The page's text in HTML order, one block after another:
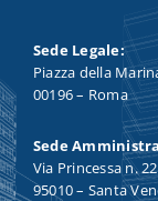
Sede Legale:
Piazza della
00196 – Roma
Sede
Via Princessa n.
95010 – Santa